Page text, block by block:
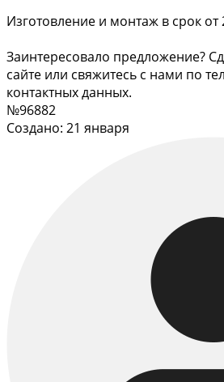
Изготовление и монтаж в срок от
Заинтересовало предложение?
сайте или свяжитесь с нами по
контактных данных.
№96882
Создано: 21 января